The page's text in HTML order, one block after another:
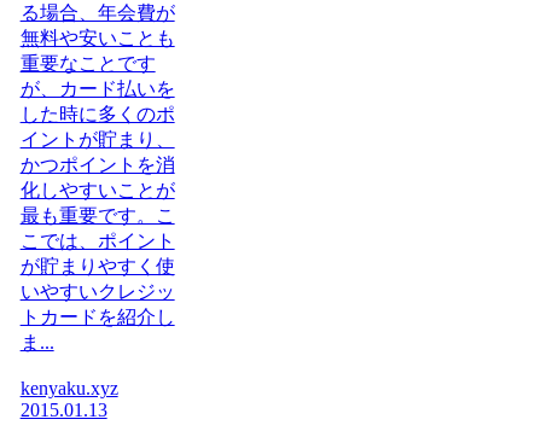
る場合、年会費が
無料や安いことも
重要なことです
が、カード払いを
した時に多くのポ
イントが貯まり、
かつポイントを消
化しやすいことが
最も重要です。こ
こでは、ポイント
が貯まりやすく使
いやすいクレジッ
トカードを紹介し
ま...
kenyaku.xyz
2015.01.13